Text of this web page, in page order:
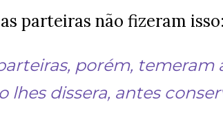
parteiras não fizeram isso:
porém,
lhes dissera, antes